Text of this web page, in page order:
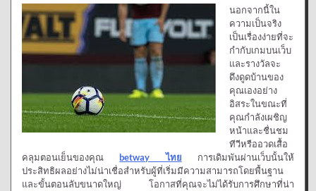
นอกจากนี้ใน
ความเป็นจริง
เป็นเรื่องง่ายที่จะ
กำกับเกมบนเว็บ
และรางวัลจะ
ดึงดูดบ้านของ
คุณเองอย่าง
อิสระในขณะที่
คุณกำลังเผชิญ
หน้าและชื่นชม
ทีวีหรืออวดเสื้อ
คลุมตอนเย็นของคุณbetway ไทย การเดิมพันผ่านเว็บนั้นให้
ประสิทธิผลอย่างไม่น่าเชื่อสำหรับผู้ที่เริ่มมีความสามารถโดยพื้นฐาน
และขั้นตอนลับขนาดใหญ่ โอกาสที่คุณจะไม่ได้รับการศึกษาที่น่า